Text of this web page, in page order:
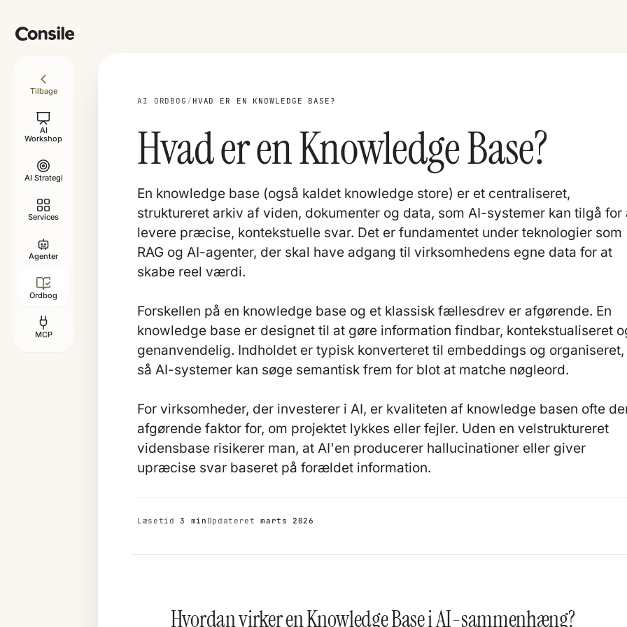
Tilbage
AI
Workshop
AI Strategi
Services
Agenter
Ordbog
MCP
AI ORDBOG / HVAD ER EN KNOWLEDGE BASE?
Hvad er en Knowledge Base?
En knowledge base (også kaldet knowledge store) er et centraliseret,
struktureret arkiv af viden, dokumenter og data, som AI-systemer kan tilgå for
levere præcise, kontekstuelle svar. Det er fundamentet under teknologier som
RAG og AI-agenter, der skal have adgang til virksomhedens egne data for at
skabe reel værdi.
Forskellen på en knowledge base og et klassisk fællesdrev er afgørende. En
knowledge base er designet til at gøre information findbar, kontekstualiseret
genanvendelig. Indholdet er typisk konverteret til embeddings og organiseret,
så AI-systemer kan søge semantisk frem for blot at matche nøgleord.
For virksomheder, der investerer i AI, er kvaliteten af knowledge basen ofte
afgørende faktor for, om projektet lykkes eller fejler. Uden en velstruktureret
vidensbase risikerer man, at AI'en producerer hallucinationer eller giver
upræcise svar baseret på forældet information.
Læsetid3 min Opdateretmarts 2026
Hvordan virker en Knowledge Base i AI-sammenhæng?